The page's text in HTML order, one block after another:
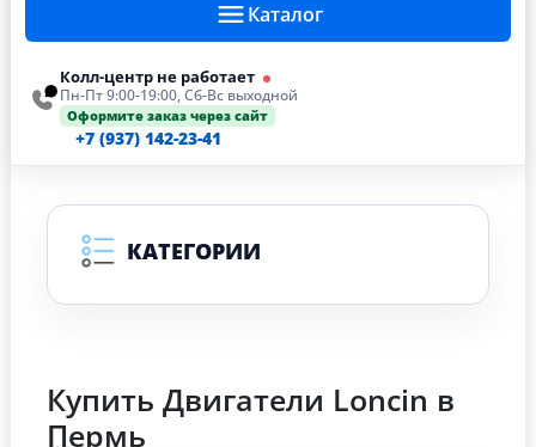
Каталог
Колл-центр не работает
Пн-Пт 9:00-19:00, Сб-Вс выходной
Оформите заказ через сайт
+7 (937) 142-23-41
КАТЕГОРИИ
Купить Двигатели Loncin в
Пермь